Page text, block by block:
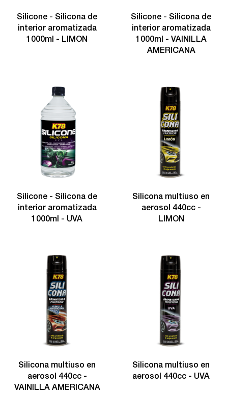
Silicone - Silicona de
interior aromatizada
1000ml - LIMON
Silicone - Silicona de
interior aromatizada
1000ml - VAINILLA
AMERICANA
Silicone - Silicona de
interior aromatizada
1000ml - UVA
Silicona multiuso en
aerosol 440cc -
LIMON
Silicona multiuso en
aerosol 440cc -
VAINILLA AMERICANA
Silicona multiuso en
aerosol 440cc - UVA